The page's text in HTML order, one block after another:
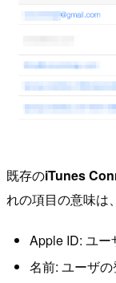
既存のiTunes
れの項目の意味は
Apple ID: ユー
名前: ユーザの